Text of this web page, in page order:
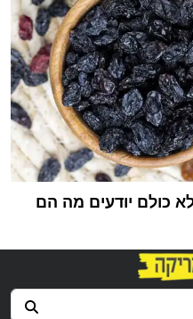
כולם יודעים מה הם